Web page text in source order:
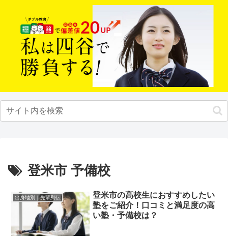
登米市 予備校
出身地別｜先輩列伝
登米市の高校生におすすめしたい
塾をご紹介！口コミと満足度の高
い塾・予備校は？